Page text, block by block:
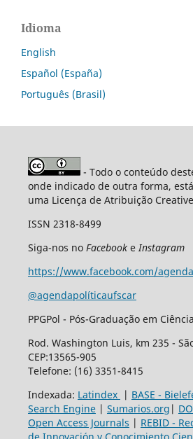
Idioma
English
Español (España)
Português (Brasil)
- Todo o conteúdo
onde indicado de outra forma,
uma Licença de Atribuição
ISSN 2318-8499
Siga-nos no Facebook eInstagram
https://www.facebook.com/
@agendapolíticaufscar
PPGPol - Pós-Graduação em
Rod. Washington Luis, km 235 -
CEP:13565-905
Telefone: (16) 3351-8415
Indexada: Latindex | BASE -
Search Engine| Sumarios.org |
Open Access Journals | REBID -